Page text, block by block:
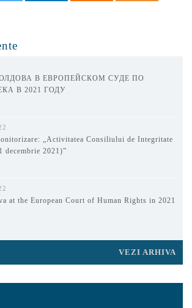
В ЕВРОПЕЙСКОМ СУДЕ ПО
В 2021 ГОДУ
„Activitatea Consiliului de Integritate
decembrie 2021)”
at the European Court of Human Rights in 2021
VEZI ARHIVA